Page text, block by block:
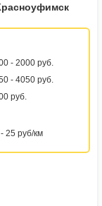
- 2000 руб.
- 4050 руб.
руб.
25 руб/км